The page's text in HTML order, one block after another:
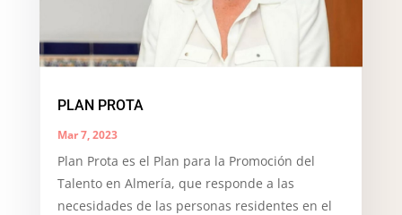
PLAN PROTA
Mar 7, 2023
Plan Prota es el Plan para la Promoción del
Talento en Almería, que responde a las
necesidades de las personas residentes en el